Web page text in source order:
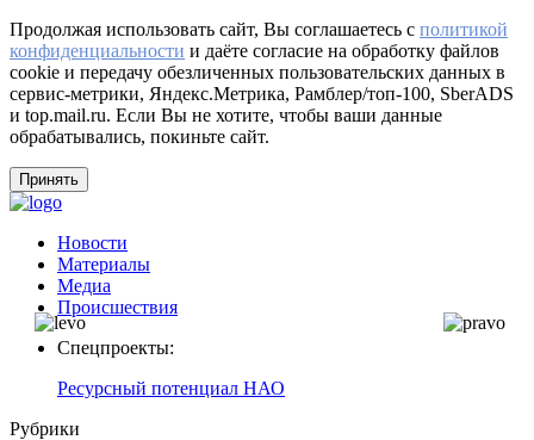
Продолжая использовать сайт, Вы соглашаетесь с политикой
конфиденциальности и даёте согласие на обработку файлов
cookie и передачу обезличенных пользовательских данных в
сервис-метрики, Яндекс.Метрика, Рамблер/топ-100, SberADS
и top.mail.ru. Если Вы не хотите, чтобы ваши данные
обрабатывались, покиньте сайт.
Принять
Новости
Материалы
Медиа
Происшествия
Спецпроекты:
Ресурсный потенциал НАО
Рубрики